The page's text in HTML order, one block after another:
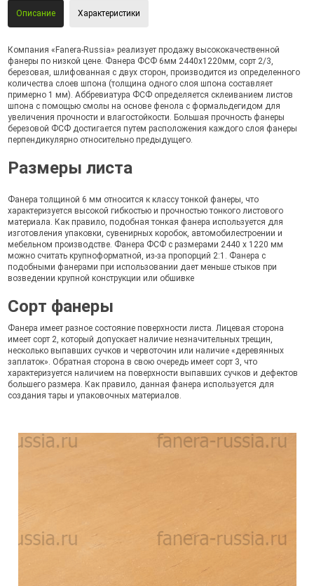
Описание Характеристики
Компания «Fanera-Russia» реализует продажу высококачественной
фанеры по низкой цене. Фанера ФСФ 6мм 2440х1220мм, сорт 2/3,
березовая, шлифованная с двух сторон, производится из определенного
количества слоев шпона (толщина одного слоя шпона составляет
примерно 1 мм). Аббревиатура ФСФ определяется склеиванием листов
шпона с помощью смолы на основе фенола с формальдегидом для
увеличения прочности и влагостойкости. Большая прочность фанеры
березовой ФСФ достигается путем расположения каждого слоя фанеры
перпендикулярно относительно предыдущего.
Размеры листа
Фанера толщиной 6 мм относится к классу тонкой фанеры, что
характеризуется высокой гибкостью и прочностью тонкого листового
материала. Как правило, подобная тонкая фанера используется для
изготовления упаковки, сувенирных коробок, автомобилестроении и
мебельном производстве. Фанера ФСФ с размерами 2440 х 1220 мм
можно считать крупноформатной, из-за пропорций 2:1. Фанера с
подобными фанерами при использовании дает меньше стыков при
возведении крупной конструкции или обшивке
Сорт фанеры
Фанера имеет разное состояние поверхности листа. Лицевая сторона
имеет сорт 2, который допускает наличие незначительных трещин,
несколько выпавших сучков и червоточин или наличие «деревянных
заплаток». Обратная сторона в свою очередь имеет сорт 3, что
характеризуется наличием на поверхности выпавших сучков и дефектов
большего размера. Как правило, данная фанера используется для
создания тары и упаковочных материалов.